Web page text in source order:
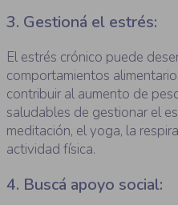
3. Gestioná el estrés:
El estrés crónico puede
comportamientos
contribuir al aumento de
saludables de gestionar el
meditación, el yoga, la
actividad física.
4. Buscá apoyo social: